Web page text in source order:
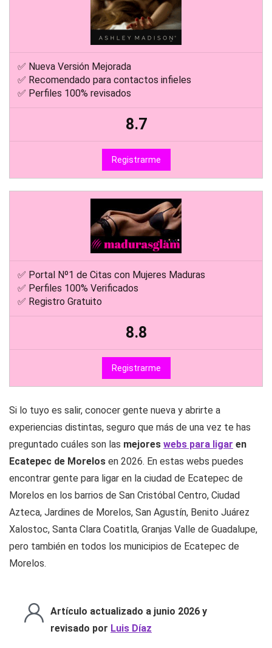
✅ Nueva Versión Mejorada
✅ Recomendado para contactos infieles
✅ Perfiles 100% revisados
8.7
Registrarme
✅ Portal Nº1 de Citas con Mujeres Maduras
✅ Perfiles 100% Verificados
✅ Registro Gratuito
8.8
Registrarme
Si lo tuyo es salir, conocer gente nueva y abrirte a
experiencias distintas, seguro que más de una vez te has
preguntado cuáles son las mejores webs para ligar en
Ecatepec de Morelos en 2026. En estas webs puedes
encontrar gente para ligar en la ciudad de Ecatepec de
Morelos en los barrios de San Cristóbal Centro, Ciudad
Azteca, Jardines de Morelos, San Agustín, Benito Juárez
Xalostoc, Santa Clara Coatitla, Granjas Valle de Guadalupe,
pero también en todos los municipios de Ecatepec de
Morelos.
Artículo actualizado a junio 2026 y
revisado por Luis Díaz